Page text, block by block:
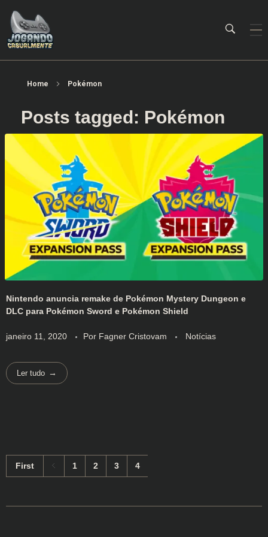
Home Pokémon
Posts tagged: Pokémon
Nintendo anuncia remake de Pokémon Mystery Dungeon e
DLC para Pokémon Sword e Pokémon Shield
janeiro 11, 2020 Por Fagner Cristovam Notícias
Ler tudo
First 1 2 3 4